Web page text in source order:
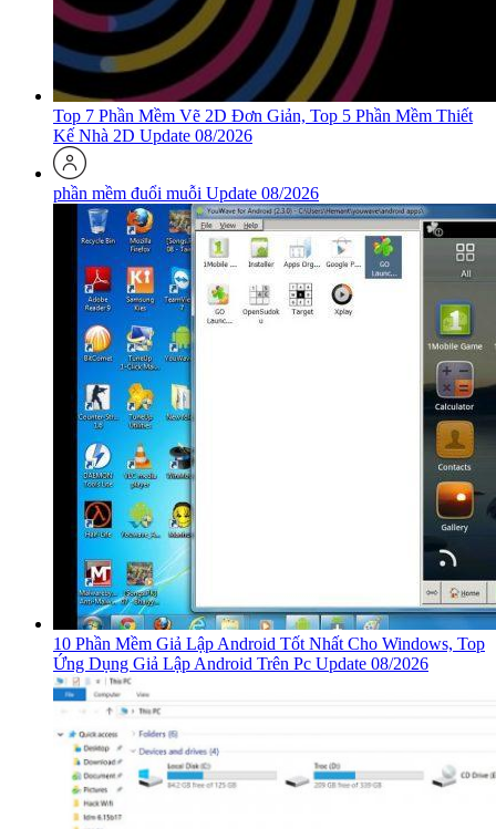
Top 7 Phần Mềm Vẽ 2D Đơn Giản, Top 5 Phần Mềm Thiết
Kế Nhà 2D Update 08/2026
phần mềm đuổi muỗi Update 08/2026
10 Phần Mềm Giả Lập Android Tốt Nhất Cho Windows, Top
Ứng Dụng Giả Lập Android Trên Pc Update 08/2026